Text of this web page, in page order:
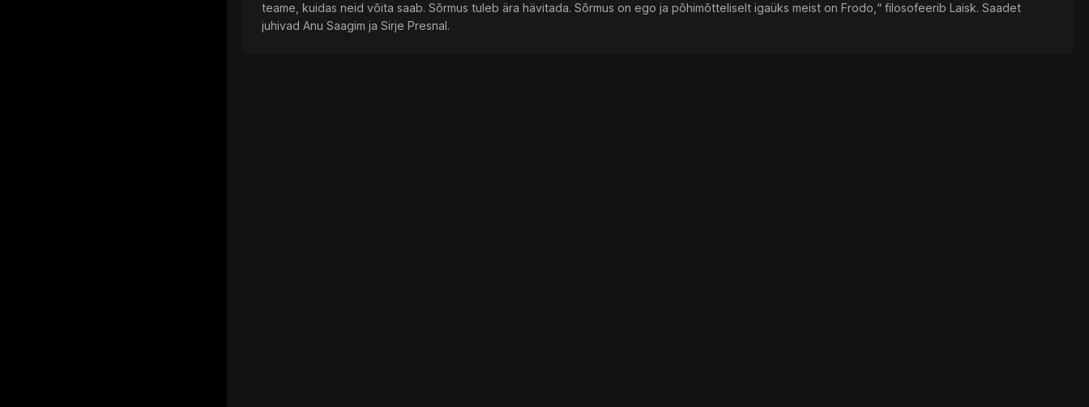
teame, kuidas neid võita saab. Sõrmus tuleb ära hävitada. Sõrmus on ego ja põhimõtteliselt igaüks meist on Frodo,“ filosofeerib Laisk. Saadet
juhivad Anu Saagim ja Sirje Presnal.